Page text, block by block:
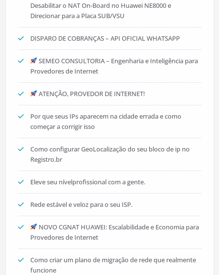
Desabilitar o NAT On-Board no Huawei NE8000 e
Direcionar para a Placa SUB/VSU
DISPARO DE COBRANÇAS – API OFICIAL WHATSAPP
SEMEO CONSULTORIA – Engenharia e Inteligência para
Provedores de Internet
ATENÇÃO, PROVEDOR DE INTERNET!
Por que seus IPs aparecem na cidade errada e como
começar a corrigir isso
Como configurar GeoLocalização do seu bloco de ip no
Registro.br
Eleve seu nívelprofissional com a gente.
Rede estável e veloz para o seu ISP.
NOVO CGNAT HUAWEI: Escalabilidade e Economia para
Provedores de Internet
Como criar um plano de migração de rede que realmente
funcione